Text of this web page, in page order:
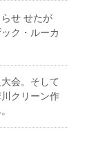
せ せたが
ク・ルーカ
会。そして
クリーン作